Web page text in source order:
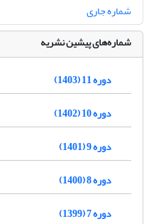
شماره جاری
شماره‌های پیشین نشریه
دوره 11 (1403)
دوره 10 (1402)
دوره 9 (1401)
دوره 8 (1400)
دوره 7 (1399)